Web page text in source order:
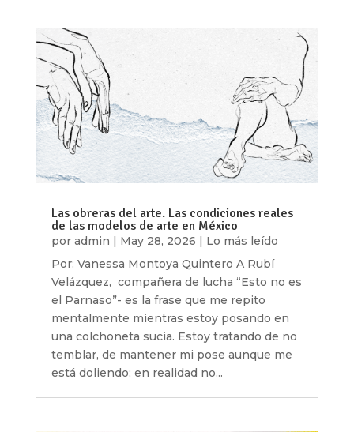
Las obreras del arte. Las condiciones reales
de las modelos de arte en México
por admin May 28, 2026
Lo más leído
Por: Vanessa Montoya Quintero A Rubí
Velázquez, compañera de lucha “Esto no es
el Parnaso”- es la frase que me repito
mentalmente mientras estoy posando en
una colchoneta sucia. Estoy tratando de no
temblar, de mantener mi pose aunque me
está doliendo; en realidad no...